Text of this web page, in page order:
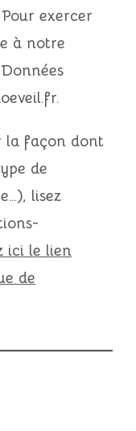
exercer
à notre
.
la façon dont
de
lisez
ici le lien
de